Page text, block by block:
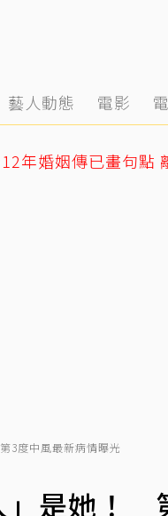
藝人動態 電影
3度中風最新病情曝光
」是她！